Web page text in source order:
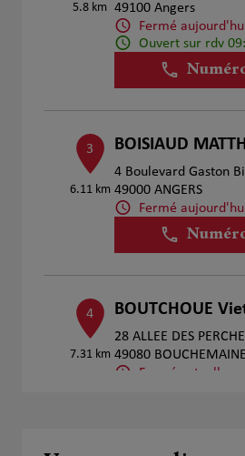
5.8 km 49100 Angers
Fermé
Ouvert sur rdv
3
6.11 km
BOISIAUD
4 Boulevard Gaston
49000 ANGERS
Fermé
4
7.31 km
BOUTCHOUE
28 ALLEE DES
49080 BOUCHEMAINE
Fermé